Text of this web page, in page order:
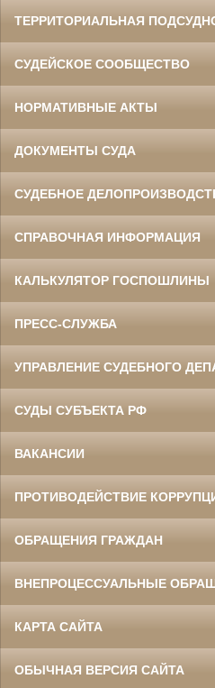
ТЕРРИТОРИАЛЬНАЯ
СУДЕЙСКОЕ СООБЩЕСТВО
НОРМАТИВНЫЕ АКТЫ
ДОКУМЕНТЫ СУДА
СУДЕБНОЕ
СПРАВОЧНАЯ ИНФОРМАЦИЯ
КАЛЬКУЛЯТОР ГОСПОШЛИНЫ
ПРЕСС-СЛУЖБА
УПРАВЛЕНИЕ СУДЕБНОГО
СУДЫ СУБЪЕКТА РФ
ВАКАНСИИ
ПРОТИВОДЕЙСТВИЕ
ОБРАЩЕНИЯ ГРАЖДАН
ВНЕПРОЦЕССУАЛЬНЫЕ
КАРТА САЙТА
ОБЫЧНАЯ ВЕРСИЯ САЙТА